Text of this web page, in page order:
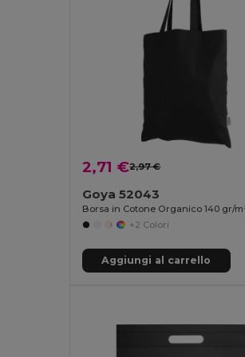
2,71 €2,97 €
Goya 52043
+2 Colori
Aggiungi al carrello